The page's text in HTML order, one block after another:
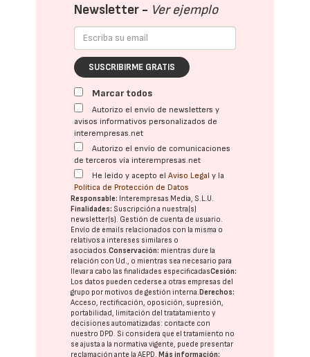
Newsletter - Ver ejemplo
SUSCRIBIRME GRATIS
Marcar todos
Autorizo el envío de newsletters y
avisos informativos personalizados de
interempresas.net
Autorizo el envío de comunicaciones
de terceros vía interempresas.net
He leído y acepto elAviso Legal y la
Política de Protección de Datos
Responsable: Interempresas Media, S.L.U.
Finalidades: Suscripción a nuestra(s)
newsletter(s). Gestión de cuenta de usuario.
Envío de emails relacionados con la misma o
relativos a intereses similares o
asociados.Conservación: mientras dure la
relación con Ud., o mientras sea necesario para
llevar a cabo las finalidades especificadasCesión:
Los datos pueden cederse a otras empresas del
grupo por motivos de gestión interna.Derechos:
Acceso, rectificación, oposición, supresión,
portabilidad, limitación del tratatamiento y
decisiones automatizadas: contacte con
nuestro DPD. Si considera que el tratamiento no
se ajusta a la normativa vigente, puede presentar
reclamación ante laAEPD.Más información: